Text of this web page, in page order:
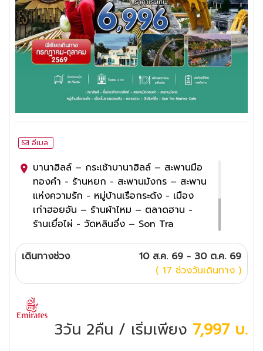
อีเมล
บานาฮิลล์ – กระเช้าบานาฮิลล์ – สะพานมือ
ทองคำ - ร้านหยก - สะพานมังกร – สะพาน
แห่งความรัก - หมู่บ้านเรือกระด้ง - เมือง
เก่าฮอยอัน – ร้านผ้าไหม – ตลาดฮาน -
ร้านเยื่อไผ่ - วัดหลินอึ่ง – Son Tra
พิเศษ อาหารกลางวันบนบานาฮิลล์ -
4ดาว
เดินทางช่วง
10 ส.ค. 69 - 30 ต.ค. 69
( 17 ช่วงวันเดินทาง )
3วัน 2คืน / เริ่มเพียง 7,997 บ.